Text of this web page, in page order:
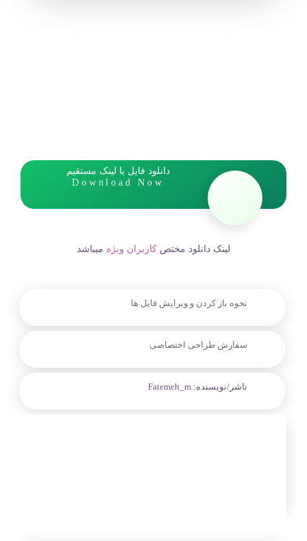
دانلود فایل با لینک مستقیم
Download Now
لینک دانلود مختص کاربران ویژه میباشد
نحوه باز کردن و ویرایش فایل ها
سفارش طراحی اختصاصی
ناشر/نویسنده: Fatemeh_m